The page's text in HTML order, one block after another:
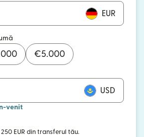
EUR
€5.000
USD
venit
EUR din transferul tău.